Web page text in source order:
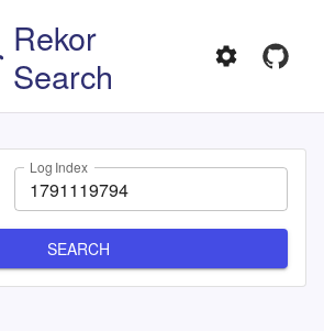
Rekor
Search
Log Index
SEARCH